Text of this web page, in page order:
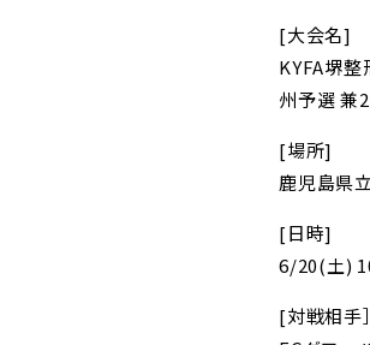
[大会名]
KYFA堺
州予選 兼
[場所]
鹿児島県
[日時]
6/20(土)
[対戦相手］